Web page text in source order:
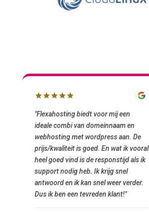
"Flexahosting biedt voor mij een
ideale combi van domeinnaam en
webhosting met wordpress aan. De
prijs/kwaliteit is goed. En wat ik vooral
heel goed vind is de responstijd als ik
support nodig heb. Ik krijg snel
antwoord en ik kan snel weer verder.
Dus ik ben een tevreden klant!"